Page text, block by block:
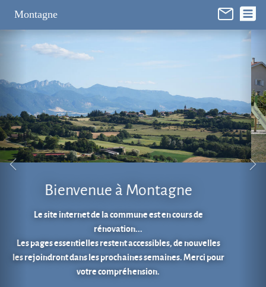
Montagne
Aire de jeux au cœur du village.
En 1 clic...